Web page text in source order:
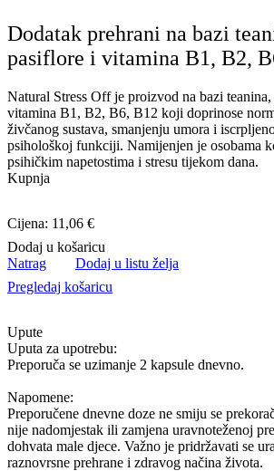
Dodatak prehrani na bazi
pasiflore i vitamina B1, B2,
Natural Stress Off je proizvod na bazi
vitamina B1, B2, B6, B12 koji doprinose
živčanog sustava, smanjenju umora i
psihološkoj funkciji. Namijenjen je osobama
psihičkim napetostima i stresu tijekom dana.
Kupnja
Cijena: 11,06 €
Dodaj u košaricu
Natrag
Dodaj u listu želja
Pregledaj košaricu
Upute
Uputa za upotrebu:
Preporuča se uzimanje 2 kapsule dnevno.
Napomene:
Preporučene dnevne doze ne smiju se
nije nadomjestak ili zamjena uravnoteženoj
dohvata male djece. Važno je pridržavati se
raznovrsne prehrane i zdravog načina života.